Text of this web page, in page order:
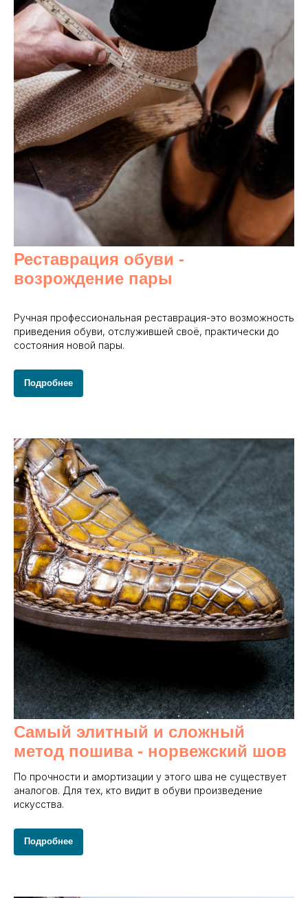
Реставрация обуви -
возрождение пары
Ручная профессиональная реставрация-это возможность
приведения обуви, отслужившей своё, практически до
состояния новой пары.
Подробнее
Самый элитный и сложный
метод пошива - норвежский шов
По прочности и амортизации у этого шва не существует
аналогов. Для тех, кто видит в обуви произведение
искусства.
Подробнее